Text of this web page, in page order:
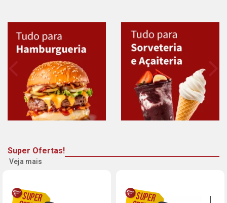
Super Ofertas!
Veja mais